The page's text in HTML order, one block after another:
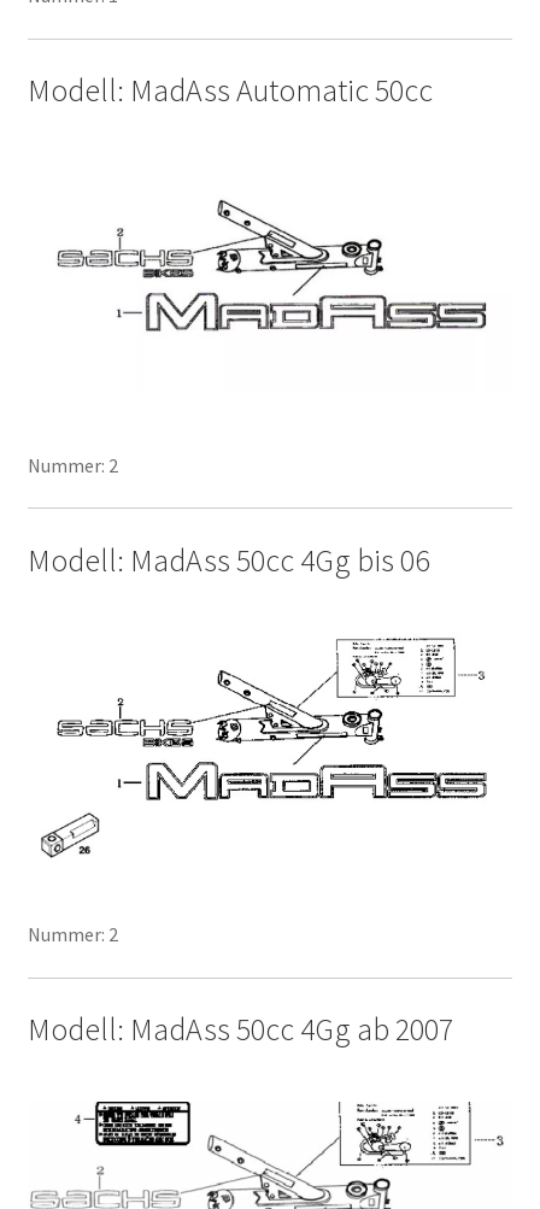
Modell: MadAss Automatic 50cc
Nummer: 2
Modell: MadAss 50cc 4Gg bis 06
Nummer: 2
Modell: MadAss 50cc 4Gg ab 2007